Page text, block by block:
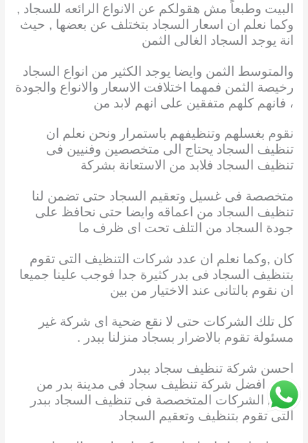
البيت وطبعاً مش هقولكم عن الانواع الرائعه للسجاد ,
وكما نعلم ان اسعار السجاد بتختلف عن بعضها , حيث
انة يوجد السجاد الغالى الثمن
والمتوسط الثمن وايضا يوجد الكثير من انواع السجاد
رخيصة الثمن فمهما اختلافت الاسعار والانواع والجودة
، فانهم كلهم متفقين على انهم لابد من
نقوم بغسلهم وتنظيفهم باستمرار ونحن نعلم ان
تنظيف السجاد يحتاج الى متخصصين وفنيين فى
تنظيف السجاد فلابد من الاستعانة بشركة
متخصصة فى غسيل وتعقيم السجاد حتى تضمن لنا
تنظيف السجاد من اعماقه وايضا حتى نحافظ على
جودة السجاد من التلف تحت اى ظرف ما
كان ,وكما نعلم ان عدد شركات التنظيف التى تقوم
بتنظيف السجاد فى بدر كثيرة جدا فوجب علينا جميعا
ان نقوم بالتانى عند الاختيار من بين
كل تلك الشركات حتى لا نقع ضحية اى شركة غير
مسئولة تقوم بالاضرار بسجاد منزلنا ببدر .
احسن شركة تنظيف سجاد ببدر
تعتبر افضل شركة تنظيف سجاد فى مدينة بدر من
أوائل الشركات المتخصصة فى تنظيف السجاد ببدر
التى تقوم بتنظيف وتعقيم السجاد